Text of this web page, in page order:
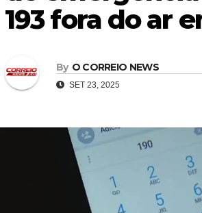
193 fora do ar
By O CORREIO NEWS
SET 23, 2025